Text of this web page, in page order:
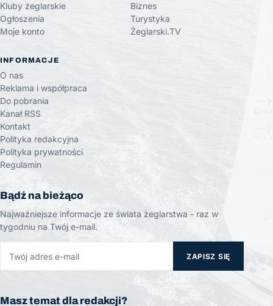
Kluby żeglarskie
Ogłoszenia
Moje konto
Biznes
Turystyka
Żeglarski.TV
INFORMACJE
O nas
Reklama i współpraca
Do pobrania
Kanał RSS
Kontakt
Polityka redakcyjna
Polityka prywatności
Regulamin
Bądź na bieżąco
Najważniejsze informacje ze świata żeglarstwa - raz w
tygodniu na Twój e-mail.
ZAPISZ SIĘ
Masz temat dla redakcji?